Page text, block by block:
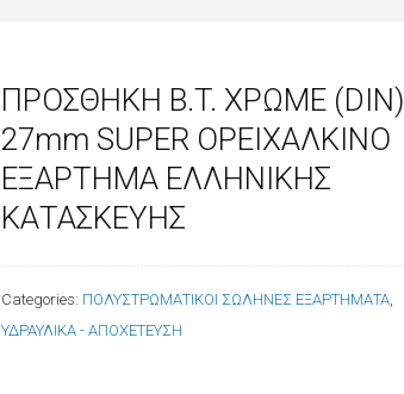
ΠΡΟΣΘΗΚΗ B.T. ΧΡΩΜΕ (DIN)
27mm SUPER ΟΡΕΙΧΑΛΚΙΝΟ
ΕΞΑΡΤΗΜΑ ΕΛΛΗΝΙΚΗΣ
ΚΑΤΑΣΚΕΥΗΣ
Categories: ΠΟΛΥΣΤΡΩΜΑΤΙΚΟΙ ΣΩΛΗΝΕΣ ΕΞΑΡΤΗΜΑΤΑ,
ΥΔΡΑΥΛΙΚΑ - ΑΠΟΧΕΤΕΥΣΗ